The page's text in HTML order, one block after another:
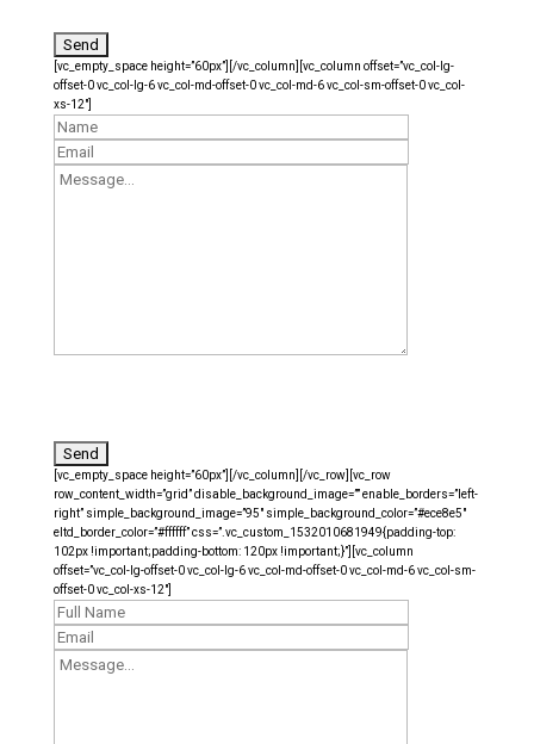
[vc_empty_space height=”60px”][/vc_column][vc_column offset=”vc_col-lg-
offset-0 vc_col-lg-6 vc_col-md-offset-0 vc_col-md-6 vc_col-sm-offset-0 vc_col-
xs-12″]
[vc_empty_space height=”60px”][/vc_column][/vc_row][vc_row
row_content_width=”grid” disable_background_image=”” enable_borders=”left-
right” simple_background_image=”95″ simple_background_color=”#ece8e5″
eltd_border_color=”#ffffff” css=”.vc_custom_1532010681949{padding-top:
102px !important;padding-bottom: 120px !important;}”][vc_column
offset=”vc_col-lg-offset-0 vc_col-lg-6 vc_col-md-offset-0 vc_col-md-6 vc_col-sm-
offset-0 vc_col-xs-12″]